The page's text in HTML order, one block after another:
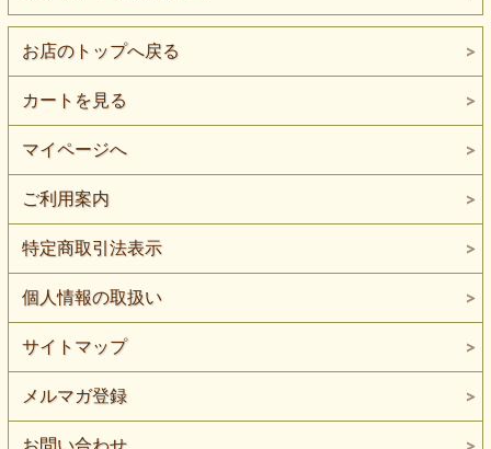
お店のトップへ戻る
カートを見る
マイページへ
ご利用案内
特定商取引法表示
個人情報の取扱い
サイトマップ
メルマガ登録
お問い合わせ